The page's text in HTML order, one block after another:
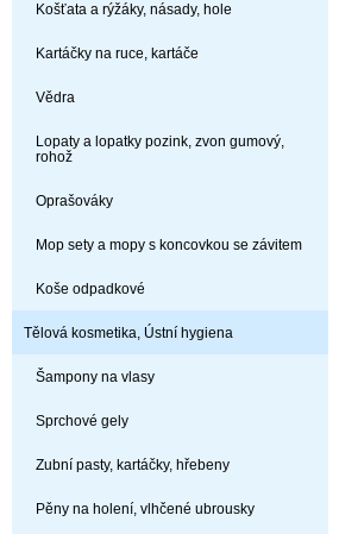
Košťata a rýžáky, násady, hole
Kartáčky na ruce, kartáče
Vědra
Lopaty a lopatky pozink, zvon gumový,
rohož
Oprašováky
Mop sety a mopy s koncovkou se závitem
Koše odpadkové
Tělová kosmetika, Ústní hygiena
Šampony na vlasy
Sprchové gely
Zubní pasty, kartáčky, hřebeny
Pěny na holení, vlhčené ubrousky